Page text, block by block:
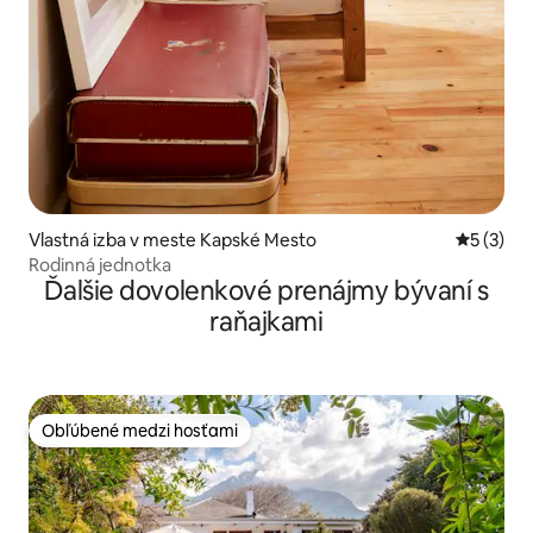
Vlastná izba v meste Kapské Mesto
5 (3)
Rodinná jednotka
Ďalšie dovolenkové prenájmy bývaní s
raňajkami
Obľúbené medzi hosťami
Obľúbené medzi hosťami